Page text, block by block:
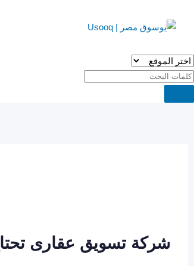
شركة تسويق عقارى